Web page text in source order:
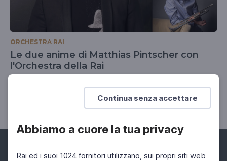
Continua senza accettare
Abbiamo a cuore la tua privacy
Rai ed i suoi 1024 fornitori utilizzano, sui propri siti web
ORCHESTRA RAI
Le due anime di Matthias Pintscher con
l'Orchestra della Rai
live streaming e diretta radio